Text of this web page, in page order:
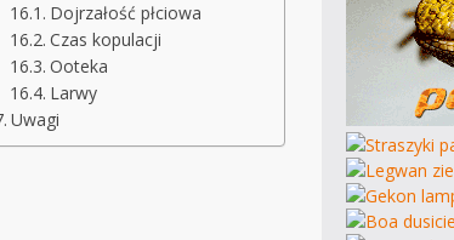
Dojrzałość płciowa
Czas kopulacji
Ooteka
Larwy
Uwagi